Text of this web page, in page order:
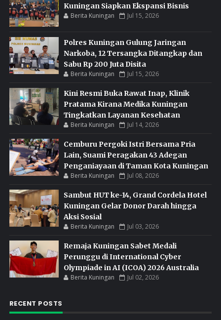
Kuningan Siapkan Ekspansi Bisnis
Berita Kuningan Jul 15, 2026
Polres Kuningan Gulung Jaringan
Narkoba, 12 Tersangka Ditangkap dan
Sabu Rp 200 Juta Disita
Berita Kuningan Jul 15, 2026
Kini Resmi Buka Rawat Inap, Klinik
Pratama Kirana Medika Kuningan
Tingkatkan Layanan Kesehatan
Berita Kuningan Jul 14, 2026
Cemburu Pergoki Istri Bersama Pria
Lain, Suami Peragakan 43 Adegan
Penganiayaan di Taman Kota Kuningan
Berita Kuningan Jul 08, 2026
Sambut HUT ke-14, Grand Cordela Hotel
Kuningan Gelar Donor Darah hingga
Aksi Sosial
Berita Kuningan Jul 03, 2026
Remaja Kuningan Sabet Medali
Perunggu di International Cyber
Olympiade in AI (ICOA) 2026 Australia
Berita Kuningan Jul 02, 2026
RECENT POSTS